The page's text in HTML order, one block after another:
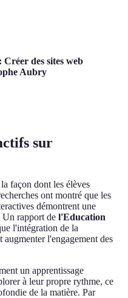
des sites web
Aubry
sur
façon dont les élèves
ont montré que les
démontrent une
Un rapport de l'Education
l'intégration de la
augmenter l'engagement des
un apprentissage
à leur propre rythme, ce
de la matière. Par